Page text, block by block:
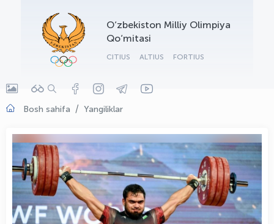
O‘zbekiston Milliy Olimpiya
Qo‘mitasi
CITIUS ALTIUS FORTIUS
Bosh sahifa Yangiliklar
OLYMPCHIK AI - yordamchi
Onlayn · olympic.uz